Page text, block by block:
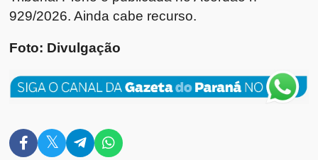
929/2026. Ainda cabe recurso.
Foto: Divulgação